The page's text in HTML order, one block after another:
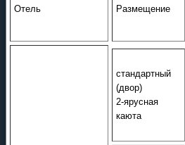
Отель Размещение
стандартный
(двор)
2-ярусная
каюта